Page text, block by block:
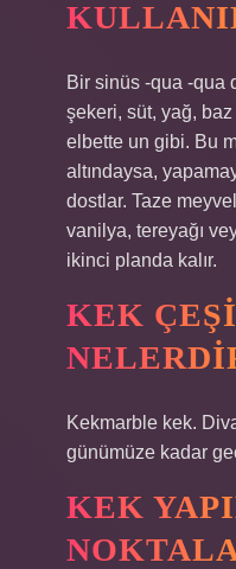
Bir sinüs -qua -qua
şekeri, süt, yağ, baz
elbette un gibi. Bu
altındaysa,
dostlar. Taze
vanilya, tereyağı
ikinci planda kalır.
KEK
Kekmarble kek.
günümüze kadar
KEK